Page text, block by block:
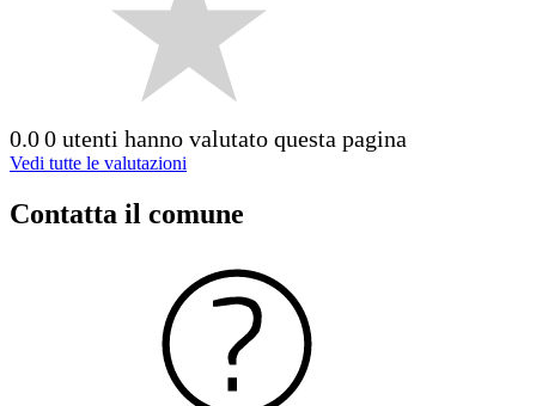
0.00 utenti hanno valutato questa pagina
Vedi tutte le valutazioni
Contatta il comune